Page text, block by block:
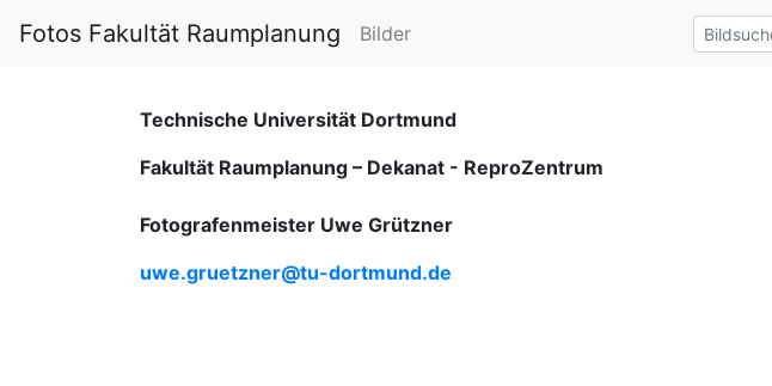
Fotos Fakultät Raumplanung Bilder
Technische Universität Dortmund
Fakultät Raumplanung – Dekanat - ReproZentrum
Fotografenmeister Uwe Grützner
uwe.gruetzner@tu-dortmund.de